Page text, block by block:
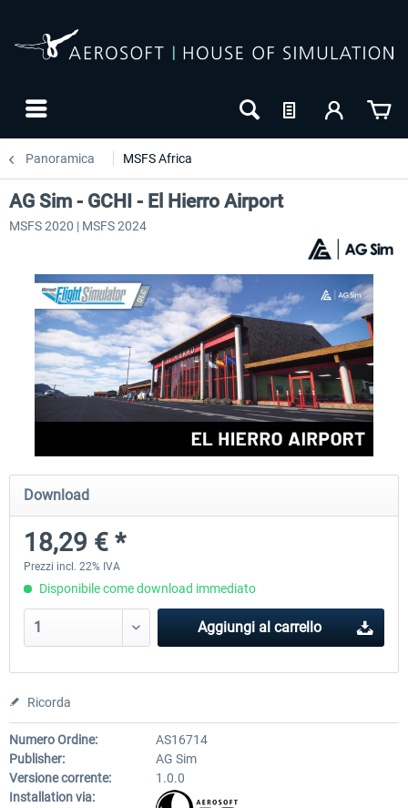
Panoramica MSFS Africa
FSDG - Mauritius MSFS
30,50 € *
FSDG - Accra MSFS
AG Sim - GCHI - El Hierro Airport
MSFS 2020 | MSFS 2024
Download
18,29 € *
Prezzi incl. 22% IVA
Disponibile come download immediato
Aggiungi al carrello
Ricorda
Numero Ordine:
AS16714
Publisher:
AG Sim
Versione corrente:
1.0.0
Installation via: